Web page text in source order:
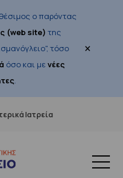
ο παρόντας
(web site) της
τόσο
όσο και μενέες
.
×
Ιατρεία